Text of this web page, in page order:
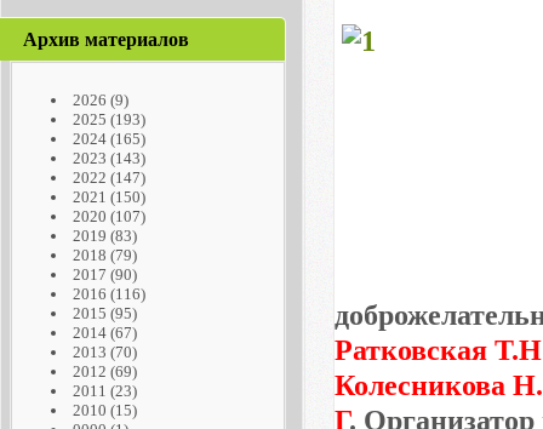
Архив материалов
2026 (9)
2025 (193)
2024(165)
2023 (143)
2022 (147)
2021 (150)
2020 (107)
2019 (83)
2018 (79)
2017 (90)
2016 (116)
2015 (95)
2014(67)
2013 (70)
2012 (69)
2011 (23)
2010 (15)
Ратковская
Колесникова
Г. Организатор